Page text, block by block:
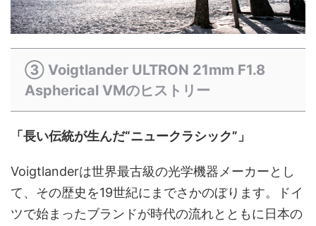
③ Voigtlander ULTRON 21mm F1.8
Aspherical VMのヒストリー
「長い伝統が生んだ“ニュークラシック”」
Voigtlanderは世界最古級の光学機器メーカーとし
て、その歴史を19世紀にまでさかのぼります。ドイ
ツで始まったブランドが時代の流れとともに日本の